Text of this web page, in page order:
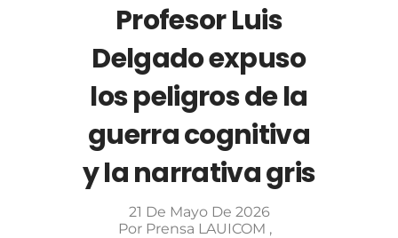
Profesor Luis
Delgado expuso
los peligros de la
guerra cognitiva
y la narrativa gris
21 De Mayo De 2026
Por Prensa LAUICOM